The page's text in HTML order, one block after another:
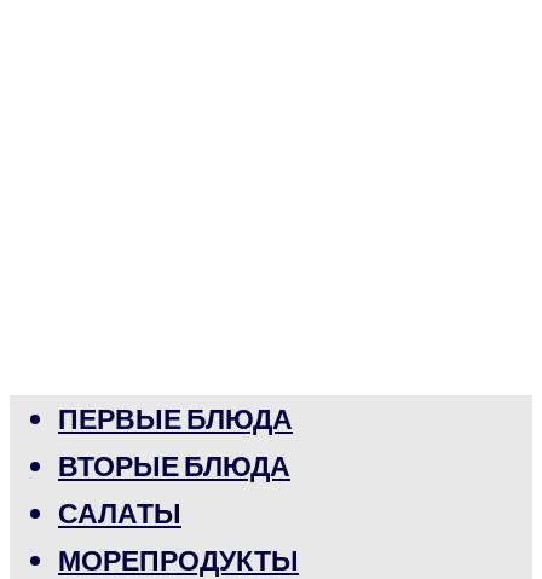
ПЕРВЫЕ БЛЮДА
ВТОРЫЕ БЛЮДА
САЛАТЫ
МОРЕПРОДУКТЫ